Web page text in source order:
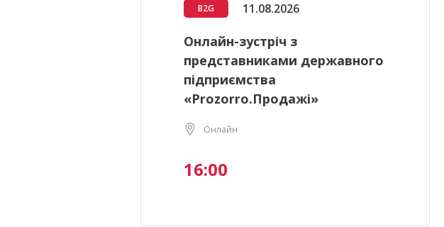
B2G 11.08.2026
Онлайн-зустріч з
представниками державного
підприємства
«Prozorro.Продажі»
Онлайн
16:00